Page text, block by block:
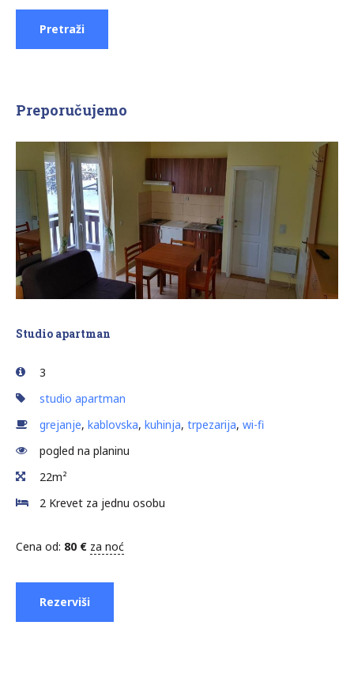
Preporučujemo
Studio apartman
3
studio apartman
grejanje, kablovska, kuhinja, trpezarija, wi-fi
pogled na planinu
22m²
2 Krevet za jednu osobu
Cena od: 80 € za noć
Rezerviši